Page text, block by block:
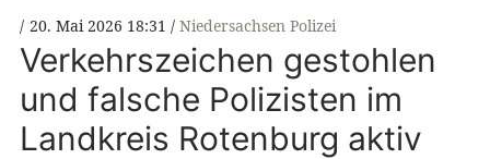
20. Mai 2026 18:31 Niedersachsen Polizei
Verkehrszeichen gestohlen
und falsche Polizisten im
Landkreis Rotenburg aktiv